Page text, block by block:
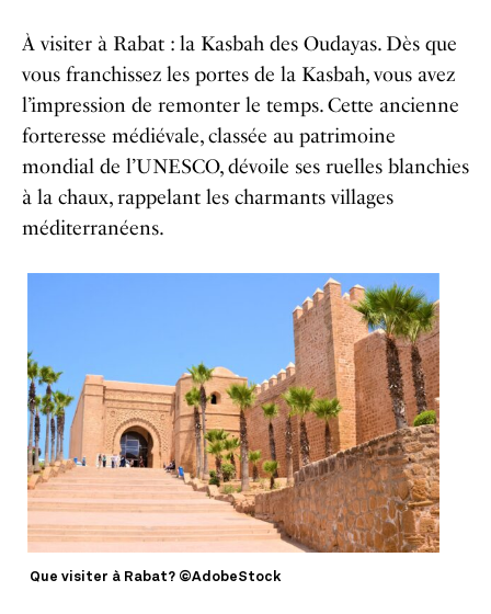
À visiter à Rabat : la Kasbah des Oudayas. Dès que
vous franchissez les portes de la Kasbah, vous avez
l’impression de remonter le temps. Cette ancienne
forteresse médiévale, classée au patrimoine
mondial de l’UNESCO, dévoile ses ruelles blanchies
à la chaux, rappelant les charmants villages
méditerranéens.
Que visiter à Rabat? ©AdobeStock